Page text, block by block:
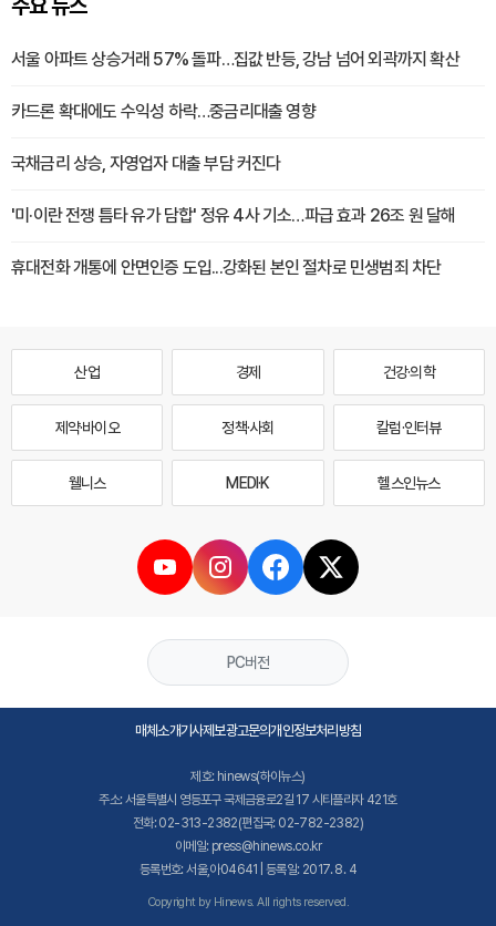
주요 뉴스
서울 아파트 상승거래 57% 돌파…집값 반등, 강남 넘어 외곽까지 확산
카드론 확대에도 수익성 하락…중금리대출 영향
국채금리 상승, 자영업자 대출 부담 커진다
'미·이란 전쟁 틈타 유가 담합' 정유 4사 기소…파급 효과 26조 원 달해
휴대전화 개통에 안면인증 도입...강화된 본인 절차로 민생범죄 차단
산업 경제 건강·의학
제약·바이오 정책·사회 칼럼·인터뷰
웰니스 MEDI·K 헬스인뉴스
PC버전
매체소개기사제보광고문의개인정보처리방침
제호: hinews(하이뉴스)
주소: 서울특별시 영등포구 국제금융로2길 17 시티플라자 421호
전화: 02-313-2382(편집국: 02-782-2382)
이메일: press@hinews.co.kr
등록번호: 서울,아04641 | 등록일: 2017. 8. 4
Copyright by Hinews. All rights reserved.